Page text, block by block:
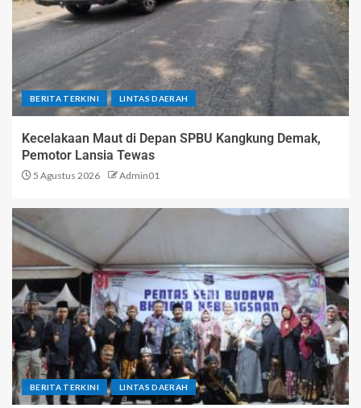
BERITA TERKINI LINTAS DAERAH
Kecelakaan Maut di Depan SPBU Kangkung Demak,
Pemotor Lansia Tewas
5 Agustus 2026 Admin01
BERITA TERKINI LINTAS DAERAH